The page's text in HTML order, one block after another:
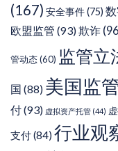
(167) 安全事件(75)
欧盟监管 (93)欺诈
管动态(60) 监管立
国 (88) 美国监
付(93) 虚拟资产托管 (44)
支付(84) 行业观